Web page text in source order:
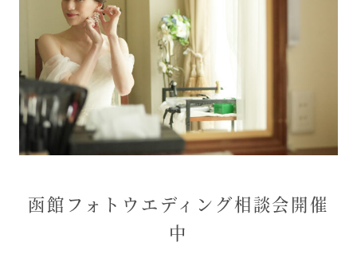
函館フォトウエディング相談会開催
中